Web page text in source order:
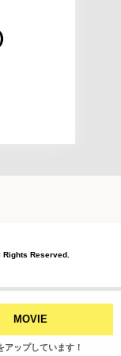
MOVIE
アップしています！
Reserved.